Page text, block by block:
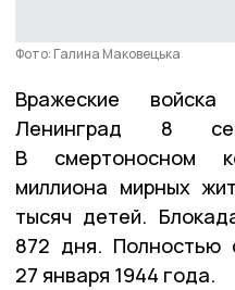
Фото: Галина Маковецька
Вражеские
Ленинград 8
В смертоносном
миллиона мирных
тысяч детей.
872 дня. Полностью
27 января 1944 года.